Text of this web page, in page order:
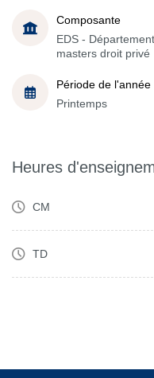
Composante
EDS - Département
masters droit privé
Période de l'année
Printemps
Heures
CM
TD